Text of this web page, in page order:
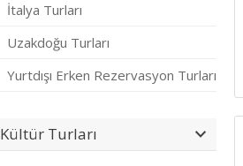
İtalya Turları
Uzakdoğu Turları
Yurtdışı Erken Rezervasyon Turları
Kültür Turları